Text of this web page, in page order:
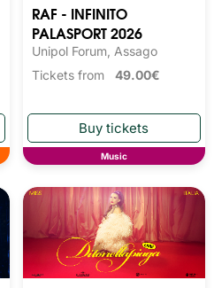
RAF - INFINITO
PALASPORT 2026
Unipol Forum, Assago
Tickets from 49.00€
Music